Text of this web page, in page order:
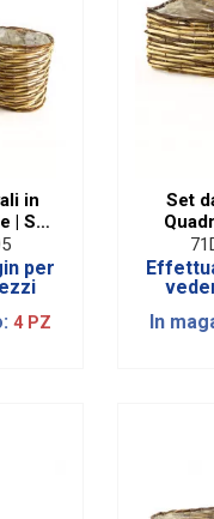
in
| Set
per
4 PZ
Set
In